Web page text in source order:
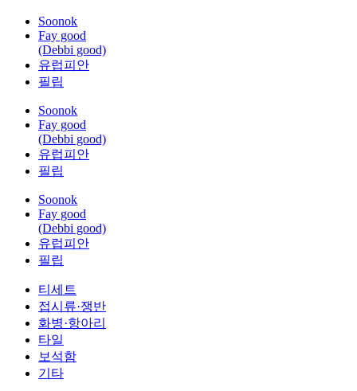
Soonok
Fay good
(Debbi good)
유럽피안
필립
Soonok
Fay good
(Debbi good)
유럽피안
필립
Soonok
Fay good
(Debbi good)
유럽피안
필립
티세트
접시류·쟁반
화병·항아리
타일
보석함
기타